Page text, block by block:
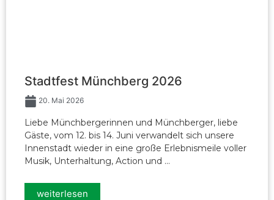
Stadtfest Münchberg 2026
20. Mai 2026
Liebe Münchbergerinnen und Münchberger, liebe
Gäste, vom 12. bis 14. Juni verwandelt sich unsere
Innenstadt wieder in eine große Erlebnismeile voller
Musik, Unterhaltung, Action und ...
weiterlesen